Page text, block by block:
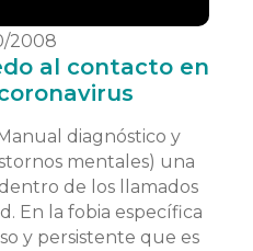
2008
al contacto en
diagnóstico y
mentales) una
de los llamados
En la fobia específica
y persistente que es